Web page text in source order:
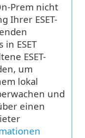
Prem nicht
Ihrer ESET-
ESET
ESET-
um
lokal
und
einen